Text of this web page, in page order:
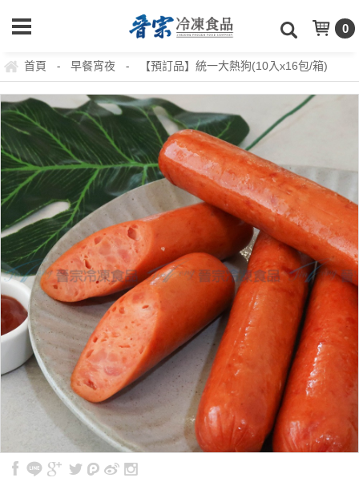
0
首頁 - 早餐宵夜 - 【預訂品】統一大熱狗(10入x16包/箱)